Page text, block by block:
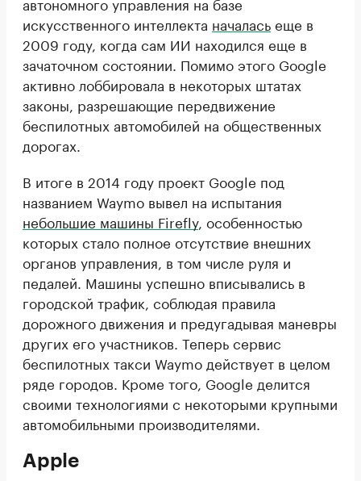
искусственного интеллекта началасьеще в
2009 году, когда сам ИИ находился еще в
зачаточном состоянии. Помимо этого Google
активно лоббировала в некоторых штатах
законы, разрешающие передвижение
беспилотных автомобилей на общественных
дорогах.
В итоге в 2014 году проект Google под
названием Waymo вывел на испытания
небольшие машины Firefly, особенностью
которых стало полное отсутствие внешних
органов управления, в том числе руля и
педалей. Машины успешно вписывались в
городской трафик, соблюдая правила
дорожного движения и предугадывая маневры
других его участников. Теперь сервис
беспилотных такси Waymo действует в целом
ряде городов. Кроме того, Google делится
своими технологиями с некоторыми крупными
автомобильными производителями.
Apple